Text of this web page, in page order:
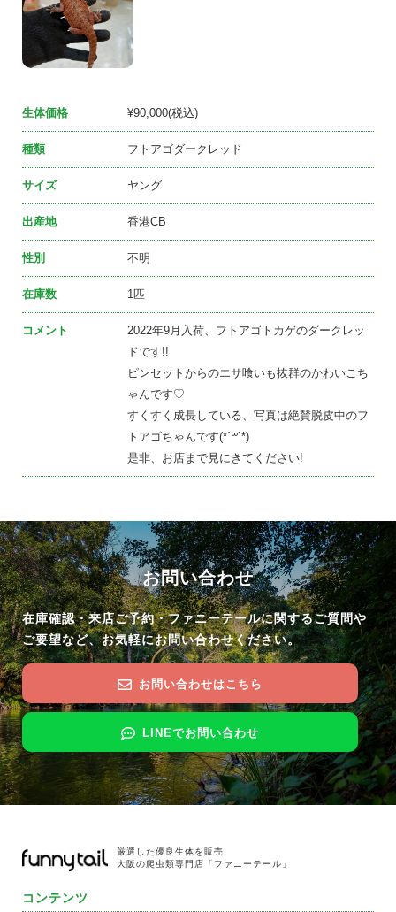
生体価格 ¥90,000(税込)
種類 フトアゴダークレッド
サイズ ヤング
出産地 香港CB
性別 不明
在庫数 1匹
コメント
2022年9月入荷、フトアゴトカゲのダークレッ
ドです!!
ピンセットからのエサ喰いも抜群のかわいこち
ゃんです♡
すくすく成長している、写真は絶賛脱皮中のフ
トアゴちゃんです(*´꒳`*)
是非、お店まで見にきてください!
お問い合わせ
在庫確認・来店ご予約・ファニーテールに関するご質問や
ご要望など、お気軽にお問い合わせください。
お問い合わせはこちら
LINEでお問い合わせ
厳選した優良生体を販売
大阪の爬虫類専門店「ファニーテール」
コンテンツ